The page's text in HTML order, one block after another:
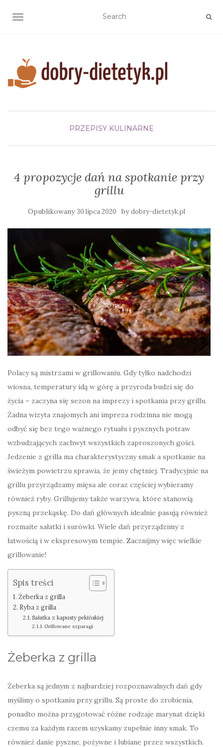
TOGGLE NAVIGATION
PRZEPISY KULINARNE
4 propozycje dań na spotkanie przy
grillu
Opublikowany 30 lipca 2020 bydobry-dietetyk.pl
Polacy są mistrzami w grillowaniu. Gdy tylko nadchodzi
wiosna, temperatury idą w górę a przyroda budzi się do
życia – zaczyna się sezon na imprezy i spotkania przy grillu.
Żadna wizyta znajomych ani impreza rodzinna nie mogą
odbyć się bez tego ważnego rytuału i pysznych potraw
wzbudzających zachwyt wszystkich zaproszonych gości.
Jedzenie z grilla ma charakterystyczny smak a spotkanie na
świeżym powietrzu sprawia, że jemy chętniej. Tradycyjnie na
grillu przyrządzamy mięsa ale coraz częściej wybieramy
również ryby. Grillujemy także warzywa, które stanowią
pyszną przekąskę. Do dań głównych idealnie pasują również
rozmaite sałatki i surówki. Wiele dań przyrządzimy z
łatwością i w ekspresowym tempie. Zacznijmy więc wielkie
grillowanie!
Spis treści
Żeberka z grilla
Ryba z grilla
Sałatka z kapusty pekińskiej
Grillowane szparagi
Żeberka z grilla
Żeberka są jednym z najbardziej rozpoznawalnych dań gdy
myślimy o spotkaniu przy grillu. Są proste do zrobienia,
ponadto można przygotować różne rodzaje marynat dzięki
czemu za każdym razem uzyskamy zupełnie inny smak. To
również danie pyszne, pożywne i lubiane przez wszystkich.